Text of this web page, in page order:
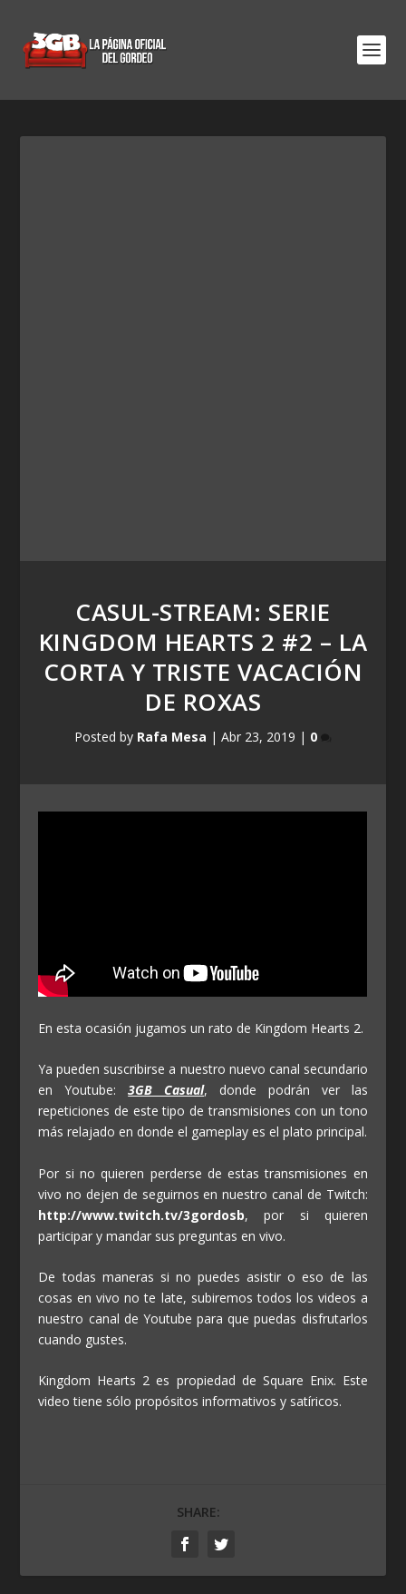
CASUL-STREAM: SERIE
KINGDOM HEARTS 2 #2 – LA
CORTA Y TRISTE VACACIÓN
DE ROXAS
Posted by Rafa Mesa | Abr 23, 2019 | 0
En esta ocasión jugamos un rato de Kingdom Hearts 2.
Ya pueden suscribirse a nuestro nuevo canal secundario
en Youtube:3GB Casual, donde podrán ver las
repeticiones de este tipo de transmisiones con un tono
más relajado en donde el gameplay es el plato principal.
Por si no quieren perderse de estas transmisiones en
vivo no dejen de seguirnos en nuestro canal de Twitch:
http://www.twitch.tv/3gordosb, por si quieren
participar y mandar sus preguntas en vivo.
De todas maneras si no puedes asistir o eso de las
cosas en vivo no te late, subiremos todos los videos a
nuestro canal de Youtube para que puedas disfrutarlos
cuando gustes.
Kingdom Hearts 2 es propiedad de Square Enix. Este
video tiene sólo propósitos informativos y satíricos.
SHARE: